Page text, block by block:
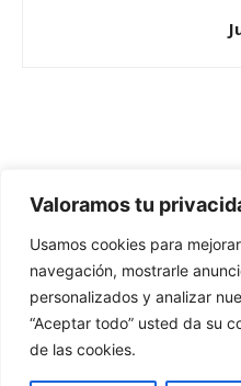
Valoramos tu
Usamos cookies para
navegación, mostrarle
personalizados y analizar
“Aceptar todo” usted da su
de las cookies.
Redes Cristianas
Una mirada alternativa sobre la
- Colectivos de Redes Cristianas